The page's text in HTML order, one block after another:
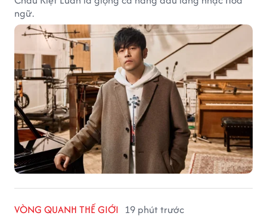
ngữ.
VÒNG QUANH THẾ GIỚI 19 phút trước